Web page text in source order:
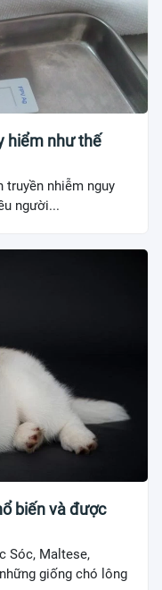
hiểm như thế
truyền nhiễm nguy
người...
biến và được
Sóc, Maltese,
giống chó lông